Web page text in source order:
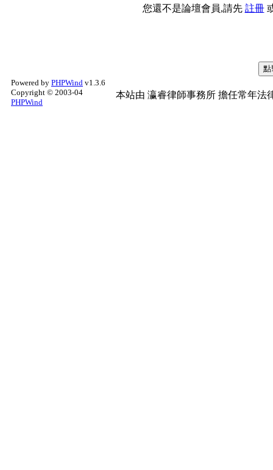
您還不是論壇會員,請先 註冊
Powered by PHPWind v1.3.6
Copyright © 2003-04
PHPWind
本站由 瀛睿律師事務所 擔任常年法